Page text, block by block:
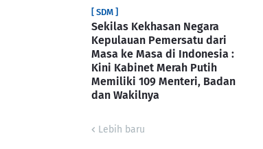
[ SDM ]
Sekilas Kekhasan Negara
Kepulauan Pemersatu dari
Masa ke Masa di Indonesia :
Kini Kabinet Merah Putih
Memiliki 109 Menteri, Badan
dan Wakilnya
Lebih baru